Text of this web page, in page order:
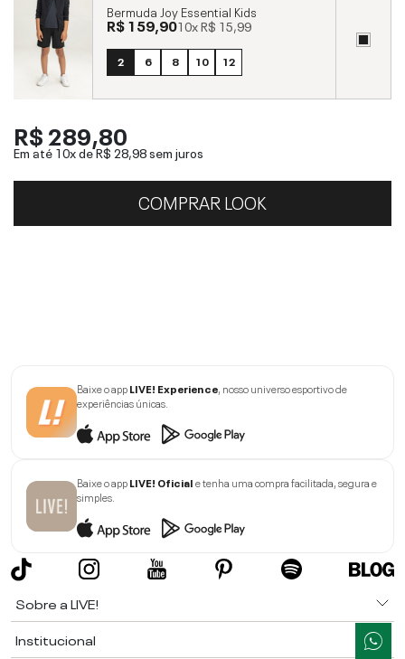
Bermuda Joy Essential Kids
R$ 159,9010xR$ 15,99
2 6 8 10 12
R$ 289,80
Em até 10x deR$ 28,98sem juros
COMPRAR LOOK
Baixe o appLIVE! Experience , nosso universo esportivo de
experiências únicas.
Baixe o appLIVE! Oficiale tenha uma compra facilitada, segura e
simples.
Sobre a LIVE!
Institucional